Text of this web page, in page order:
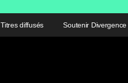
Titres diffusés Soutenir Divergence